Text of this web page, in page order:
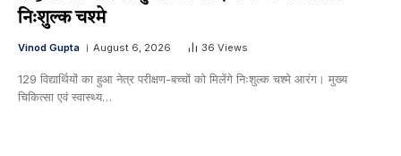
निःशुल्क चश्मे
Vinod Gupta August 6, 2026 36 Views
129 विद्यार्थियों का हुआ नेत्र परीक्षण-बच्चों को मिलेंगे निःशुल्क चश्मे आरंग। मुख्य
चिकित्सा एवं स्वास्थ्य…